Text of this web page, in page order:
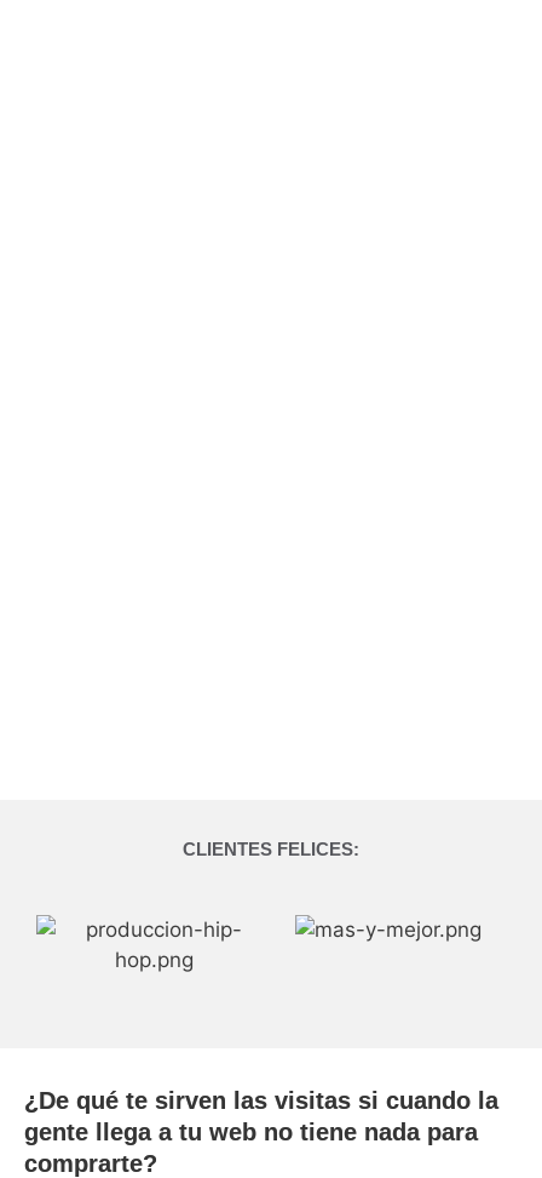
CLIENTES FELICES:
¿De qué te sirven las visitas si cuando la
gente llega a tu web no tiene nada para
comprarte?